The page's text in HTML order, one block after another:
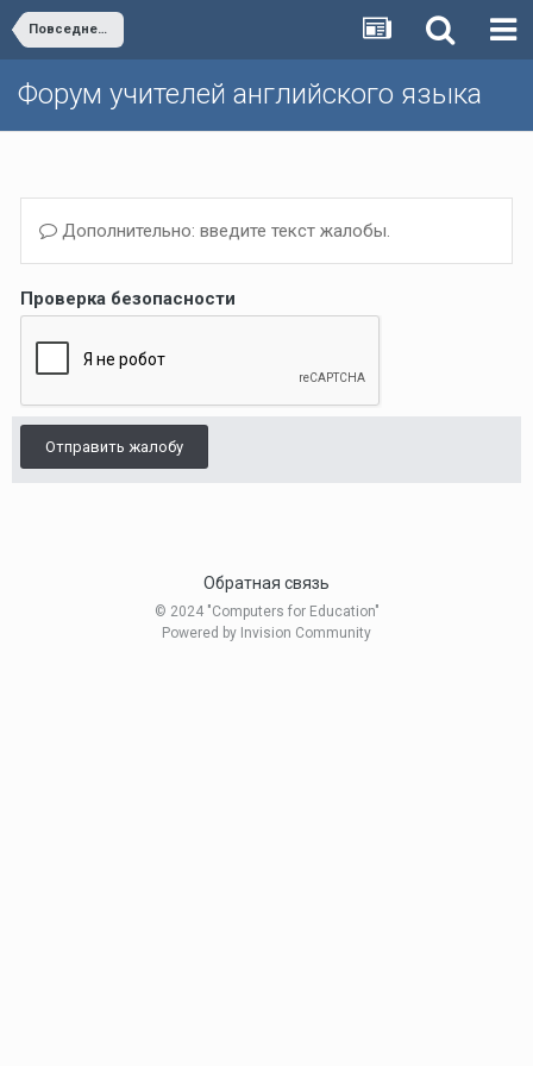
Повседневная работа учителя
Форум учителей английского языка
Дополнительно: введите текст жалобы.
Проверка безопасности
Отправить жалобу
Обратная связь
© 2024 "Computers for Education"
Powered by Invision Community